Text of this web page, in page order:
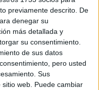
previamente descrito. De
denegar su
más detallada y
su consentimiento.
de sus datos
pero usted
Sus
web. Puede cambiar